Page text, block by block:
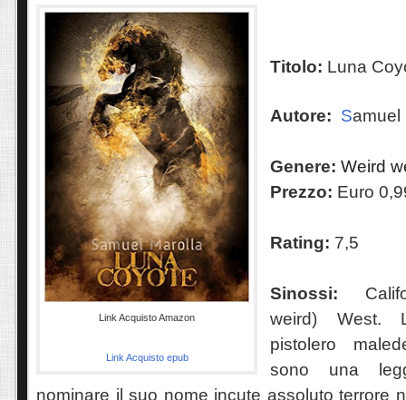
Link Acquisto Amazon
Link Acquisto epub
Titolo: Luna
Autore: Samuel
Genere: Weird
Prezzo: Euro
Rating: 7,5
Sinossi:
weird) West.
pistolero
sono una
nominare il suo nome incute assoluto terrore